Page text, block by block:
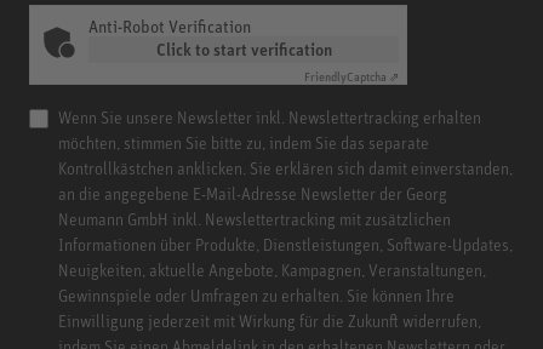
Anti-Robot Verification
Click to start verification
FriendlyCaptcha ⇗
Wenn Sie unsere Newsletter inkl. Newslettertracking erhalten
möchten, stimmen Sie bitte zu, indem Sie das separate
Kontrollkästchen anklicken. Sie erklären sich damit einverstanden,
an die angegebene E-Mail-Adresse Newsletter der Georg
Neumann GmbH inkl. Newslettertracking mit zusätzlichen
Informationen über Produkte, Dienstleistungen, Software-Updates,
Neuigkeiten, aktuelle Angebote, Kampagnen, Veranstaltungen,
Gewinnspiele oder Umfragen zu erhalten. Sie können Ihre
Einwilligung jederzeit mit Wirkung für die Zukunft widerrufen,